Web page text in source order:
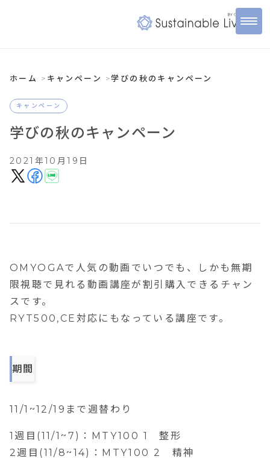
ホーム キャンペーン 学びの秋のキャンペーン
キャンペーン
学びの秋のキャンペーン
2021年10月19日
OMYOGAで人気の動画でいつでも、しかも無期
限視聴で見れる動画講座が割引購入できるチャン
スです。
RYT500,CE対応にもなっている講座です。
期間
11/1~12/19まで週替わり
1週目(11/1~7)：MTY100 1 整形
2週目(11/8~14)：MTY100 2 精神